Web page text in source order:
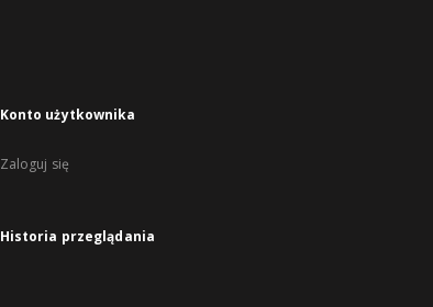
Konto użytkownika
Zaloguj się
Historia przeglądania